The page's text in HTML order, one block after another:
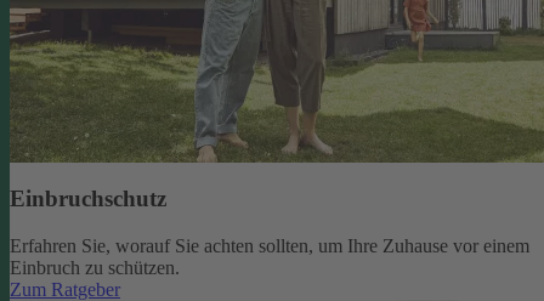
Einbruchschutz
Erfahren Sie, worauf Sie achten sollten, um Ihre Zuhause vor einem
Einbruch zu schützen.
Zum Ratgeber